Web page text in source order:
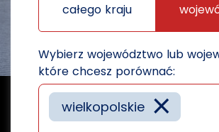
całego kraju
Wybierz województwo lub
które chcesz porównać:
×
wielkopolskie